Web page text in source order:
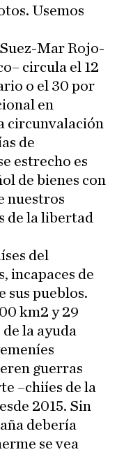
Usemos
Mar Rojo-
circula el 12
o el 30 por
en
circunvalación
de
estrecho es
de bienes con
nuestros
de la libertad
del
incapaces de
sus pueblos.
km2 y 29
la ayuda
guerras
–chiíes de la
2015. Sin
debería
se vea